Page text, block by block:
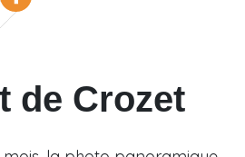
de Crozet